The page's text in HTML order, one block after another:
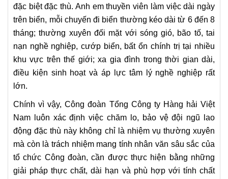
đặc biệt đặc thù. Anh em thuyền viên làm việc dài ngày
trên biển, mỗi chuyến đi biển thường kéo dài từ 6 đến 8
tháng; thường xuyên đối mặt với sóng gió, bão tố, tai
nạn nghề nghiệp, cướp biển, bất ổn chính trị tại nhiều
khu vực trên thế giới; xa gia đình trong thời gian dài,
điều kiện sinh hoạt và áp lực tâm lý nghề nghiệp rất
lớn.
Chính vì vậy, Công đoàn Tổng Công ty Hàng hải Việt
Nam luôn xác định việc chăm lo, bảo vệ đội ngũ lao
động đặc thù này không chỉ là nhiệm vụ thường xuyên
mà còn là trách nhiệm mang tính nhân văn sâu sắc của
tổ chức Công đoàn, cần được thực hiện bằng những
giải pháp thực chất, dài hạn và phù hợp với tính chất